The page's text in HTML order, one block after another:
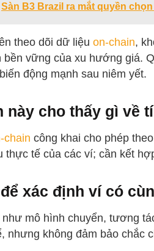
Sàn B3 Brazil ra mắt quyền
theo dõi dữ liệu on-chain,
bền vững của xu hướng giá.
động mạnh sau niêm yết.
này cho thấy gì về
chain công khai cho phép
thực tế của các ví; cần kết
xác định ví có
như mô hình chuyển, tương
nhưng không đảm bảo chắc